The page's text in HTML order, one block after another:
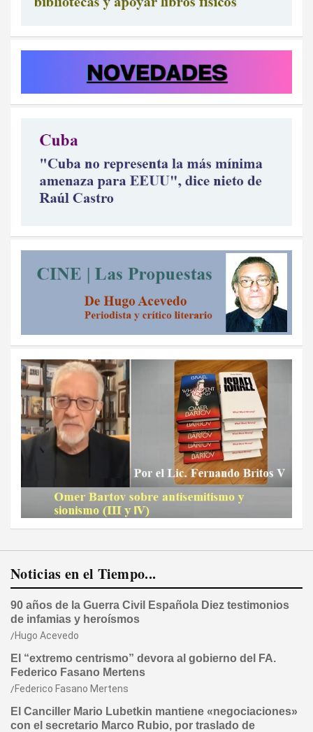
Noticias en el Tiempo...
90 años de la Guerra Civil Española Diez testimonios
de infamias y heroísmos
Hugo Acevedo
El “extremo centrismo” devora al gobierno del FA.
Federico Fasano Mertens
Federico Fasano Mertens
El Canciller Mario Lubetkin mantiene «negociaciones»
con el secretario Marco Rubio, por traslado de